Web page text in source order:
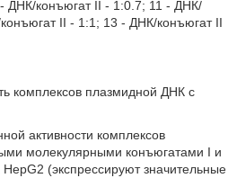
ДНК/конъюгат II - 1:0.7; 11 - ДНК/
II - 1:1; 13 - ДНК/конъюгат II
комплексов плазмидной ДНК с
активности комплексов
молекулярными конъюгатами I и
(экспрессируют значительные